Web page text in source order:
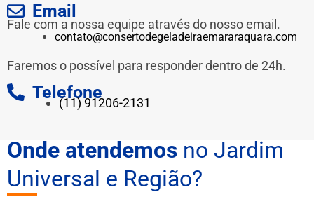
Email
Fale com a nossa equipe através do nosso email.
contato@consertodegeladeiraemararaquara.com
Faremos o possível para responder dentro de 24h.
Telefone
(11) 91206-2131
Onde atendemos no Jardim
Universal e Região?